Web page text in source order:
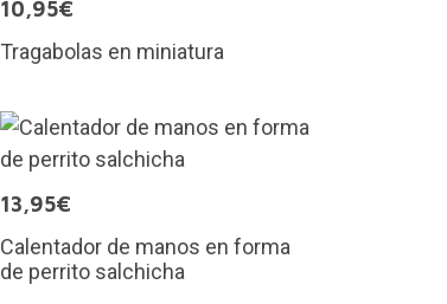
10,95€
Tragabolas en miniatura
13,95€
Calentador de manos en forma
de perrito salchicha